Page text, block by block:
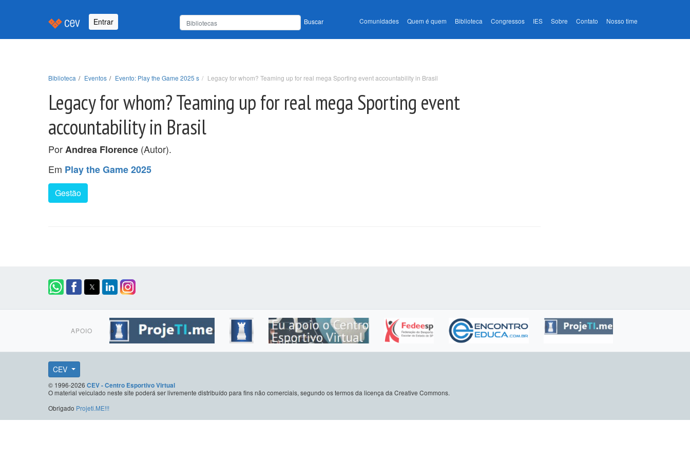
Entrar Buscar Comunidades Quem é quem Biblioteca Congressos IES Sobre Contato Nosso time
Biblioteca Eventos Evento: Play the Game 2025 s Legacy for whom? Teaming up for real mega Sporting event accountability in Brasil
Legacy for whom? Teaming up for real mega Sporting event
accountability in Brasil
PorAndrea Florence (Autor).
Em Play the Game 2025
Gestão
APOIO
CEV
© 1996-2026 CEV - Centro Esportivo Virtual
O material veiculado neste site poderá ser livremente distribuído para fins não comerciais, segundo os termos da licença da Creative Commons.
Obrigado Projeti.ME!!!